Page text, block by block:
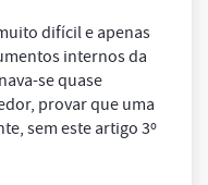
difícil e apenas
internos da
se quase
provar que uma
sem este artigo 3º